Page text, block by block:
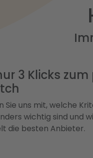
3 Klicks
Sie uns mit, welche
wichtig sind und
die besten Anbieter.